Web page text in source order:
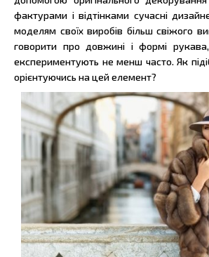
фактурами і відтінками сучасні
моделям своїх виробів більш свіжого
говорити про довжині і формі
експериментують не менш часто. Як
орієнтуючись на цей елемент?